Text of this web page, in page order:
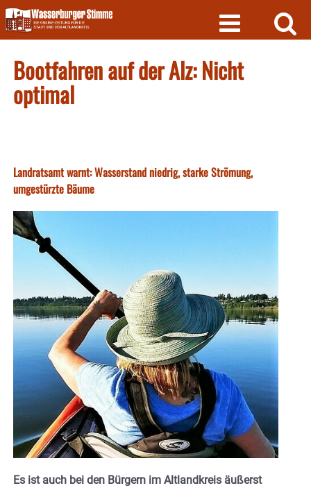
Skip
to
content
Bootfahren auf der Alz: Nicht
optimal
Landratsamt warnt: Wasserstand niedrig, starke Strömung,
umgestürzte Bäume
Es ist auch bei den Bürgern im Altlandkreis äußerst